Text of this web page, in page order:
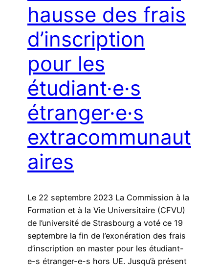
hausse des frais
d’inscription
pour les
étudiant·e·s
étranger·e·s
extracommunaut
aires
Le 22 septembre 2023 La Commission à la
Formation et à la Vie Universitaire (CFVU)
de l’université de Strasbourg a voté ce 19
septembre la fin de l’exonération des frais
d’inscription en master pour les étudiant-
e-s étranger-e-s hors UE. Jusqu’à présent